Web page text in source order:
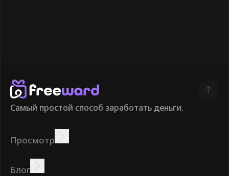
Самый простой способ заработать деньги.
Просмотр
Зарабатывать
Блог